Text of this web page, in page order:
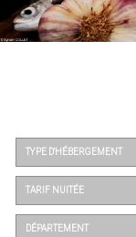
TYPE D'HÉBERGEMENT
TARIF NUITÉE
DÉPARTEMENT